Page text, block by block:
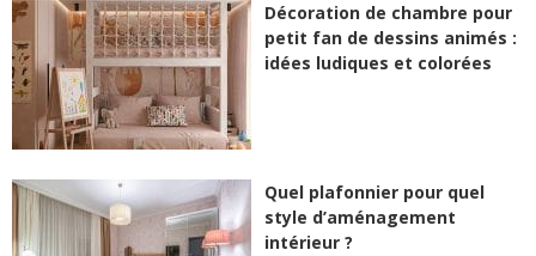
Décoration de chambre pour
petit fan de dessins animés :
idées ludiques et colorées
Quel plafonnier pour quel
style d’aménagement
intérieur ?